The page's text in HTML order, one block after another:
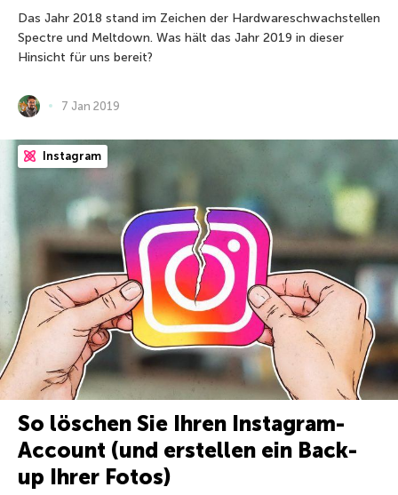
Das Jahr 2018 stand im Zeichen der Hardwareschwachstellen
Spectre und Meltdown. Was hält das Jahr 2019 in dieser
Hinsicht für uns bereit?
7 Jan 2019
Instagram
So löschen Sie Ihren Instagram-
Account (und erstellen ein Back-
up Ihrer Fotos)